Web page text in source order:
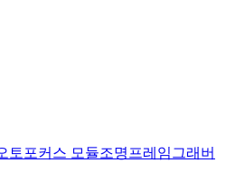
토포커스 모듈조명 프레임그래버